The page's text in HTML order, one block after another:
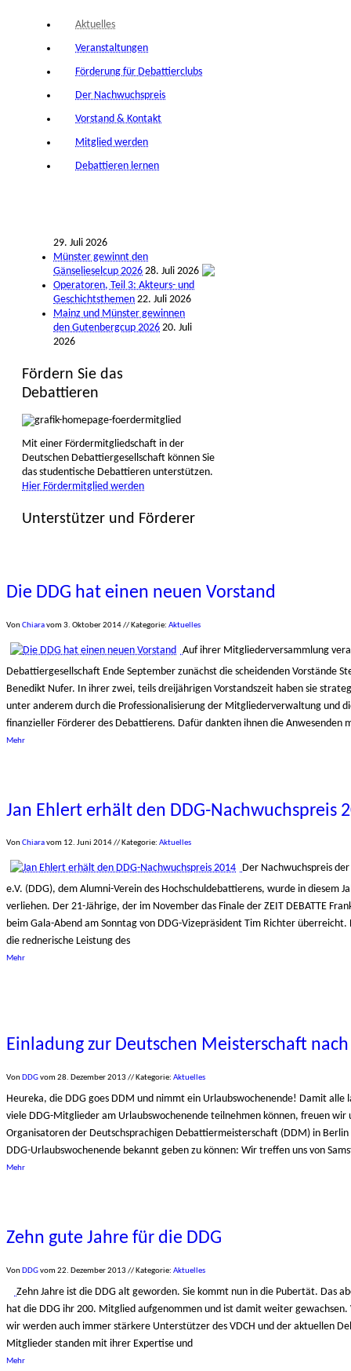
Aktuelles
Veranstaltungen
Förderung für Debattierclubs
Der Nachwuchspreis
Vorstand & Kontakt
Mitglied werden
Debattieren lernen
29. Juli 2026
Münster gewinnt den
Gänselieselcup 2026 28. Juli 2026
Operatoren, Teil 3: Akteurs- und
Geschichtsthemen 22. Juli 2026
Mainz und Münster gewinnen
den Gutenbergcup 2026 20. Juli
2026
Fördern Sie das
Debattieren
Mit einer Fördermitgliedschaft in der
Deutschen Debattiergesellschaft können Sie
das studentische Debattieren unterstützen.
Hier Fördermitglied werden
Unterstützer und Förderer
Die DDG hat einen neuen Vorstand
VonChiaravom 3. Oktober 2014// Kategorie: Aktuelles
Auf ihrer Mitgliederversammlung
Debattiergesellschaft Ende September zunächst die scheidenden Vorstände
Benedikt Nufer. In ihrer zwei, teils dreijährigen Vorstandszeit haben sie
unter anderem durch die Professionalisierung der Mitgliederverwaltung und
finanzieller Förderer des Debattierens. Dafür dankten ihnen die Anwesenden
Mehr
Jan Ehlert erhält den DDG-Nachwuchspreis
VonChiaravom 12. Juni 2014// Kategorie: Aktuelles
Der Nachwuchspreis
e.V. (DDG), dem Alumni-Verein des Hochschuldebattierens, wurde in diesem
verliehen. Der 21-Jährige, der im November das Finale der ZEIT DEBATTE
beim Gala-Abend am Sonntag von DDG-Vizepräsident Tim Richter
die rednerische Leistung des
Mehr
Einladung zur Deutschen Meisterschaft
VonDDGvom 28. Dezember 2013 // Kategorie: Aktuelles
Heureka, die DDG goes DDM und nimmt ein Urlaubswochenende! Damit alle
viele DDG-Mitglieder am Urlaubswochenende teilnehmen können, freuen wir
Organisatoren der Deutschsprachigen Debattiermeisterschaft (DDM) in Berlin
DDG-Urlaubswochenende bekannt geben zu können: Wir treffen uns von
Mehr
Zehn gute Jahre für die DDG
Von DDGvom 22. Dezember 2013 // Kategorie: Aktuelles
Zehn Jahre ist die DDG alt geworden. Sie kommt nun in die Pubertät. Das
hat die DDG ihr 200. Mitglied aufgenommen und ist damit weiter
wir werden auch immer stärkere Unterstützer des VDCH und der aktuellen
Mitglieder standen mit ihrer Expertise und
Mehr